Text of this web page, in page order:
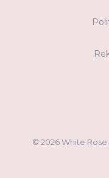
© 2026 White